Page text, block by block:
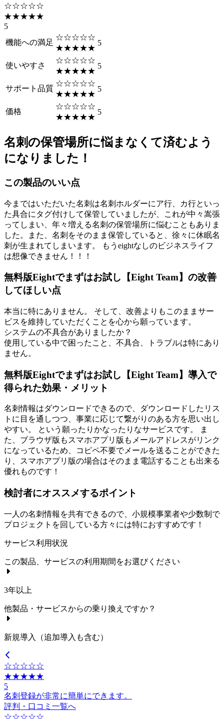
☆☆☆☆☆
★★★★★
5
機能への満足
☆☆☆☆☆
★★★★★
5
使いやすさ
☆☆☆☆☆
★★★★★
5
サポート品質
☆☆☆☆☆
★★★★★
5
価格
☆☆☆☆☆
★★★★★
5
名刺の保管場所に悩まなくて済むよう
になりました！
この製品のいい点
今まではいただいた名刺は名刺ホルダーにア行、カ行といっ
た具合にタグ付けして保管していましたが、これが中々嵩張
ってしまい、年々増える名刺の保管場所に悩むこともありま
した。また、名刺をそのまま保管していると、徐々に休眠名
刺が生まれてしまいます。 もうeightなしのビジネスライフ
は想像できません！！！
無料版Eightでまずはお試し【Eight Team】の改善
してほしい点
本当に特にありません。 そして、改善よりもこのままサー
ビスを維持していただくことを心から願っています。
システムの不具合がありましたか？
使用している中で困ったこと、不具合、トラブルは特にあり
ません。
無料版Eightでまずはお試し【Eight Team】導入で
得られた効果・メリット
名刺情報はダウンロードできるので、ダウンロードしたリス
トに目を通しつつ、事業に応じて繋がりのある方を思い出し
やすい。 という願ったりかなったりなサービスです。 ま
た、ブラウザ版もスマホアプリ版もメールアドレスがリンク
になっているため、コピペ不要でメールを送ることができた
り、スマホアプリ版の場合はそのまま電話することも出来る
優れものです！
検討者にオススメするポイント
一人の名刺情報を共有できるので、小規模事業者や少数制で
プロジェクトを回している方々には特におすすめです！
サービス利用状況
この製品、サービスの利用期間をお選びください
3年以上
他製品・サービスからの乗り換えですか？
新規導入（追加導入も含む）
☆☆☆☆☆
★★★★★
5
名刺登録が非常に簡単にできます。
評判・口コミ一覧へ
☆☆☆☆☆